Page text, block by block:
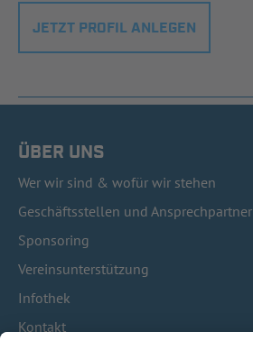
JETZT PROFIL ANLEGEN
ÜBER UNS
Wer wir sind & wofür wir stehen
Geschäftsstellen und Ansprechpartner
Sponsoring
Vereinsunterstützung
Infothek
Kontakt